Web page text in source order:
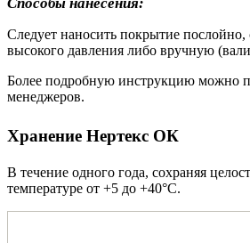
Следует наносить покрытие
высокого давления либо вручную
Более подробную инструкцию можно
менеджеров.
Хранение Нертекс ОК
В течение одного года, сохраняя
температуре от +5 до +40°С.